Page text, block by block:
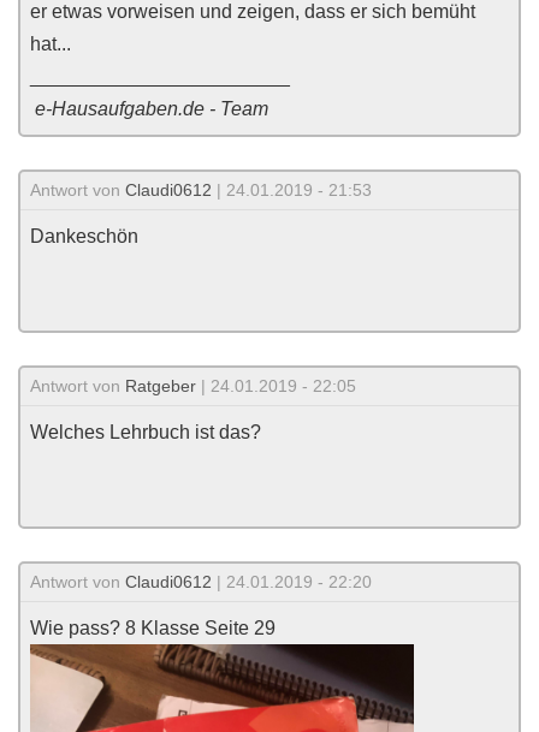
er etwas vorweisen und zeigen, dass er sich bemüht
hat...
e-Hausaufgaben.de - Team
Antwort von Claudi0612 | 24.01.2019 - 21:53
Dankeschön
Antwort von Ratgeber | 24.01.2019 - 22:05
Welches Lehrbuch ist das?
Antwort von Claudi0612 | 24.01.2019 - 22:20
Wie pass? 8 Klasse Seite 29